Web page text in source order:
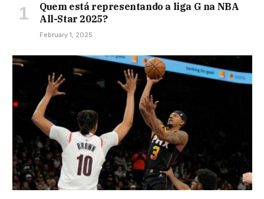
Quem está representando a liga G na NBA
All-Star 2025?
February 1, 2025